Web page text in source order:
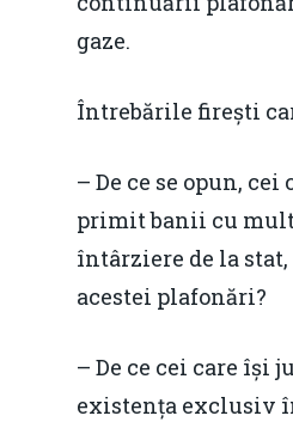
gaze.
Întrebările firești
– De ce se opun, cei
primit banii cu
întârziere de la
acestei plafonări?
– De ce cei care își
existența exclusiv